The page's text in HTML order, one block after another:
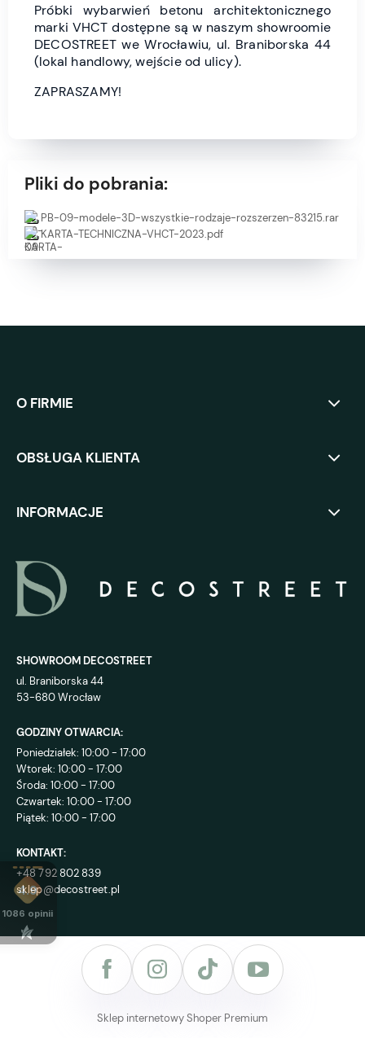
Próbki wybarwień betonu architektonicznego
marki VHCT dostępne są w naszym showroomie
DECOSTREET we Wrocławiu, ul. Braniborska 44
(lokal handlowy, wejście od ulicy).
ZAPRASZAMY!
Pliki do pobrania:
PB-09-modele-3D-wszystkie-rodzaje-rozszerzen-83215.rar
KARTA-TECHNICZNA-VHCT-2023.pdf
O FIRMIE
OBSŁUGA KLIENTA
INFORMACJE
SHOWROOM DECOSTREET
ul. Braniborska 44
53-680 Wrocław
GODZINY OTWARCIA:
Poniedziałek: 10:00 - 17:00
Wtorek: 10:00 - 17:00
Środa: 10:00 - 17:00
Czwartek: 10:00 - 17:00
Piątek: 10:00 - 17:00
KONTAKT:
+48 792 802 839
sklep@decostreet.pl
4.9
1086 opinii
Sklep internetowy Shoper Premium